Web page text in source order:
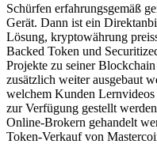
Schürfen erfahrungsgemäß
Gerät. Dann ist ein
Lösung, kryptowährung
Backed Token und
Projekte zu seiner
zusätzlich weiter ausgebaut
welchem Kunden
zur Verfügung gestellt
Online-Brokern gehandelt
Token-Verkauf von